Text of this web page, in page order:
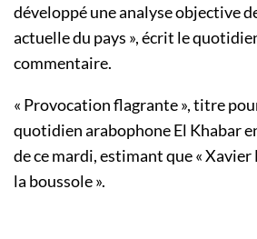
développé une analyse objective
actuelle du pays », écrit le
commentaire.
« Provocation flagrante », titre
quotidien arabophone El Khabar
de ce mardi, estimant que «
la boussole ».